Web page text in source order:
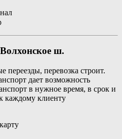
ш.
перевозка строит.
дает возможность
в нужное время, в срок и
каждому клиенту